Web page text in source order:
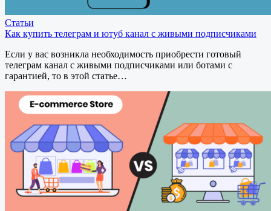
Статьи
Как купить телеграм и ютуб канал с живыми подписчиками
Если у вас возникла необходимость приобрести готовый
телеграм канал с живыми подписчиками или ботами с
гарантией, то в этой статье…